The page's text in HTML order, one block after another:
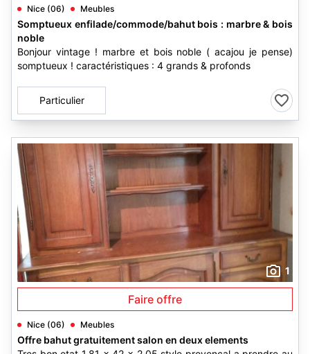
Nice (06) Meubles
Somptueux enfilade/commode/bahut bois : marbre & bois
noble
Bonjour vintage ! marbre et bois noble ( acajou je pense)
somptueux ! caractéristiques : 4 grands & profonds
Particulier
1
Faire offre
Nice (06) Meubles
Offre bahut gratuitement salon en deux elements